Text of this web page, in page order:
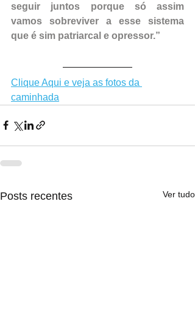
seguir juntos porque só assim
vamos sobreviver a esse sistema
que é sim patriarcal e opressor.”
Clique Aqui e veja as fotos da
caminhada
Posts recentes Ver tudo